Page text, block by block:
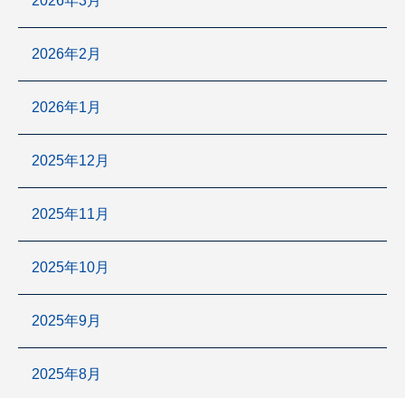
2026年2月
2026年1月
2025年12月
2025年11月
2025年10月
2025年9月
2025年8月